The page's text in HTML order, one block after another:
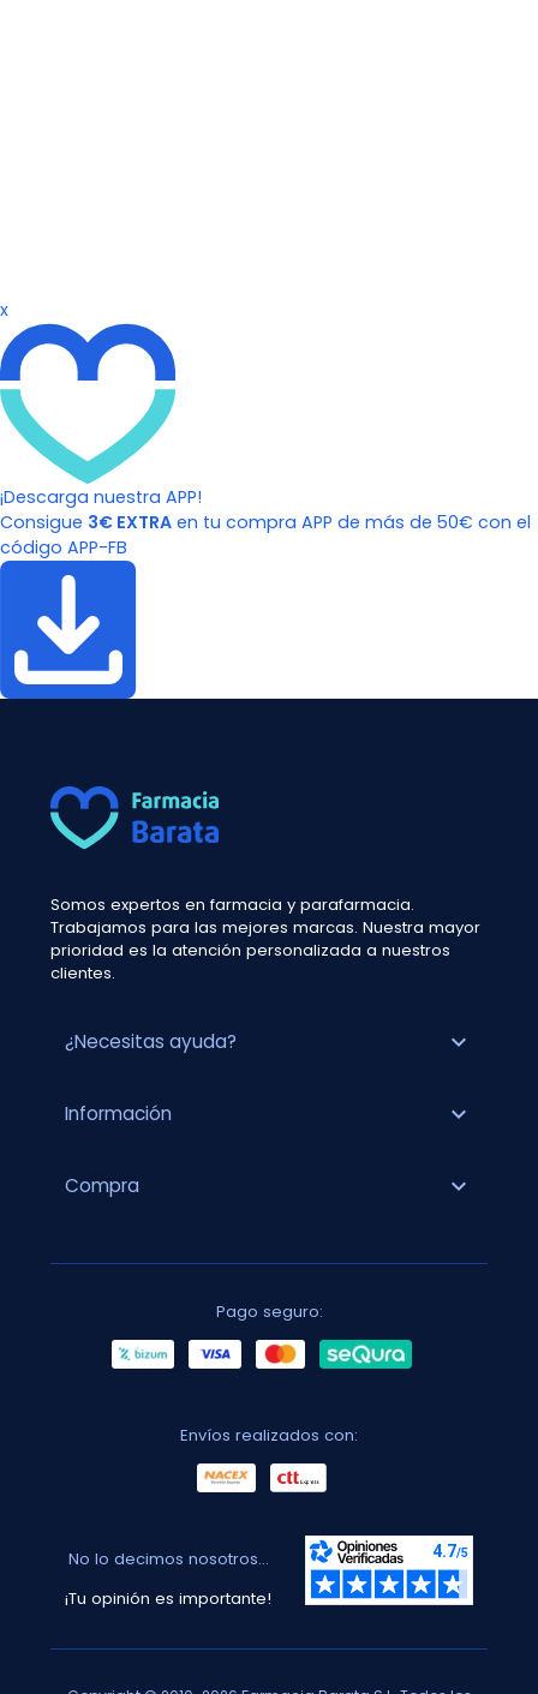
x
¡Descarga nuestra APP!
Consigue 3€ EXTRA en tu compra APP de más de 50€ con el
código APP-FB
Somos expertos en farmacia y parafarmacia.
Trabajamos para las mejores marcas. Nuestra mayor
prioridad es la atención personalizada a nuestros
clientes.
¿Necesitas ayuda? expand_more
Información expand_more
Compra expand_more
Pago seguro:
Envíos realizados con:
No lo decimos nosotros...
¡Tu opinión es importante!